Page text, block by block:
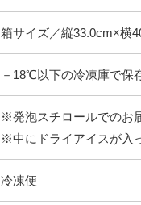
箱サイズ／縦33.0cm×横
－18℃以下の冷凍庫で保
※発泡スチロールでのお
※中にドライアイスが入
冷凍便